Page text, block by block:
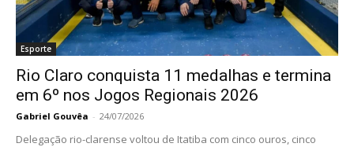
Esporte
Rio Claro conquista 11 medalhas e termina
em 6º nos Jogos Regionais 2026
Gabriel Gouvêa - 24/07/2026
Delegação rio-clarense voltou de Itatiba com cinco ouros, cinco